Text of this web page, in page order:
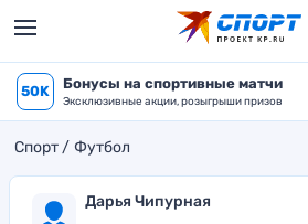
50K Бонусы на спортивные матчи
Эксклюзивные акции, розыгрыши призов
Спорт Футбол
Дарья Чипурная